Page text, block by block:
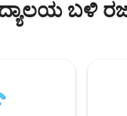
ಇಂದೇ ನಿಮ್ಮ ವಾಸ್ತವ್ಯವನ್ನು
ಬುಚಾರೆಸ್ಟ್ ಅನ್ನು
ಬಳಿ